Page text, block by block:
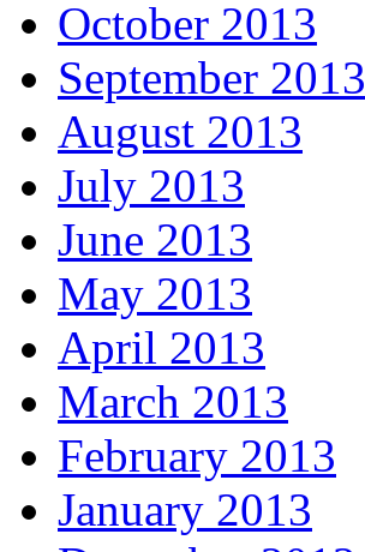
October 2013
September 2013
August 2013
July 2013
June 2013
May 2013
April 2013
March 2013
February 2013
January 2013